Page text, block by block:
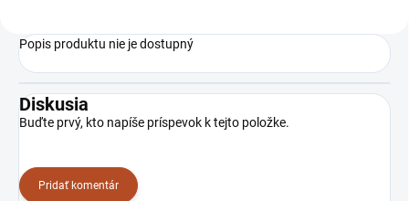
Popis produktu nie je dostupný
Diskusia
Buďte prvý, kto napíše príspevok k tejto položke.
Pridať komentár